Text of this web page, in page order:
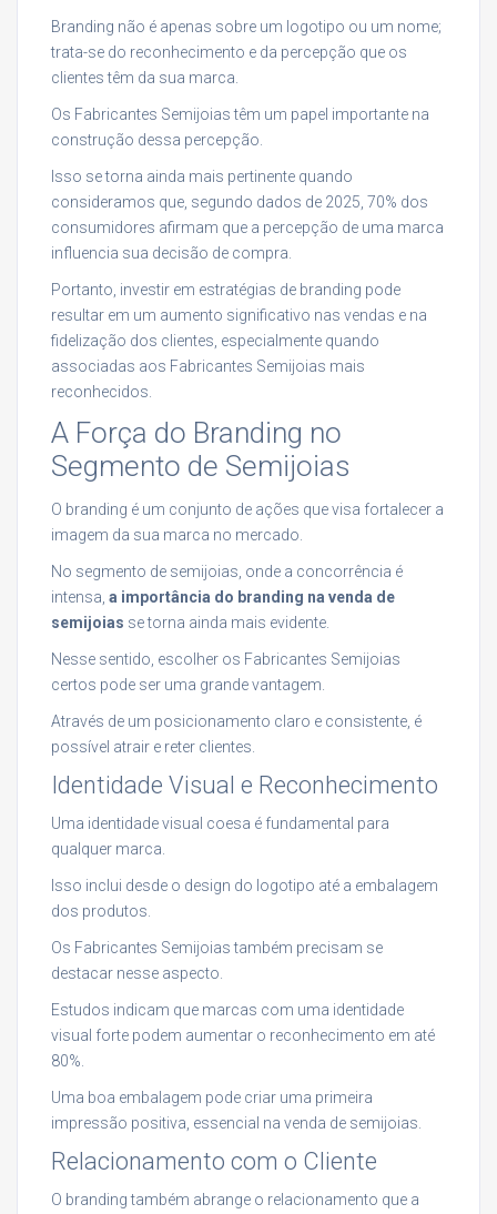
Branding não é apenas sobre um logotipo ou um nome;
trata-se do reconhecimento e da percepção que os
clientes têm da sua marca.
Os Fabricantes Semijoias têm um papel importante na
construção dessa percepção.
Isso se torna ainda mais pertinente quando
consideramos que, segundo dados de 2025, 70% dos
consumidores afirmam que a percepção de uma marca
influencia sua decisão de compra.
Portanto, investir em estratégias de branding pode
resultar em um aumento significativo nas vendas e na
fidelização dos clientes, especialmente quando
associadas aos Fabricantes Semijoias mais
reconhecidos.
A Força do Branding no
Segmento de Semijoias
O branding é um conjunto de ações que visa fortalecer a
imagem da sua marca no mercado.
No segmento de semijoias, onde a concorrência é
intensa, a importância do branding na venda de
semijoias se torna ainda mais evidente.
Nesse sentido, escolher os Fabricantes Semijoias
certos pode ser uma grande vantagem.
Através de um posicionamento claro e consistente, é
possível atrair e reter clientes.
Identidade Visual e Reconhecimento
Uma identidade visual coesa é fundamental para
qualquer marca.
Isso inclui desde o design do logotipo até a embalagem
dos produtos.
Os Fabricantes Semijoias também precisam se
destacar nesse aspecto.
Estudos indicam que marcas com uma identidade
visual forte podem aumentar o reconhecimento em até
80%.
Uma boa embalagem pode criar uma primeira
impressão positiva, essencial na venda de semijoias.
Relacionamento com o Cliente
O branding também abrange o relacionamento que a